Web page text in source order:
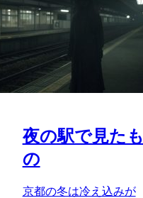
夜の駅で見たも
の
京都の冬は冷え込みが